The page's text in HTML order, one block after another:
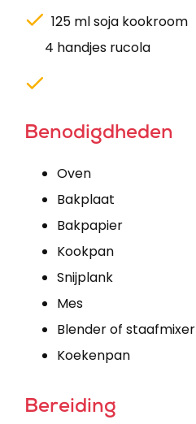
125 ml soja kookroom
4 handjes rucola
Benodigdheden
Oven
Bakplaat
Bakpapier
Kookpan
Snijplank
Mes
Blender of staafmixer
Koekenpan
Bereiding